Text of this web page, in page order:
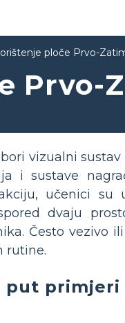
ploče Prvo-
Prvo-
vizualni
i sustave
učenici su
dvaju
Često vezivo
rutine.
put primjeri